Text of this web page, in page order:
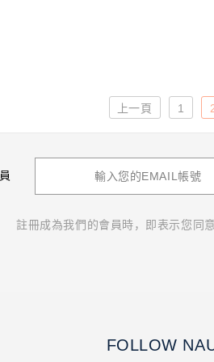
上一頁 1
註冊成為我們的會員時，即表示您同
FOLLOW